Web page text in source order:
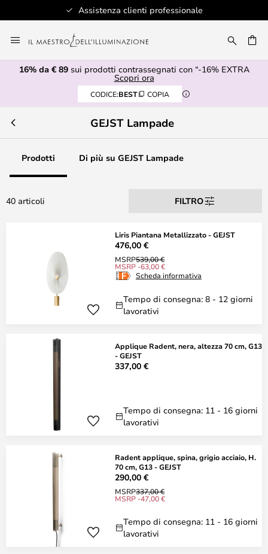
Assistenza clienti professionale
al
contenuto
16% da € 89sui prodotti contrassegnati con “-16% EXTRA
Scopri ora
CODICE:BEST COPIA
GEJST Lampade
Prodotti Di più su GEJST Lampade
40 articoli FILTRO
Liris Piantana Metallizzato - GEJST
476,00 €
MSRP539,00 €
MSRP -63,00 €
Scheda informativa
Tempo di consegna: 8 - 12 giorni
lavorativi
Applique Radent, nera, altezza 70 cm, G13
- GEJST
337,00 €
Tempo di consegna: 11 - 16 giorni
lavorativi
Radent applique, spina, grigio acciaio, H.
70 cm, G13 - GEJST
290,00 €
MSRP337,00 €
MSRP -47,00 €
Tempo di consegna: 11 - 16 giorni
lavorativi